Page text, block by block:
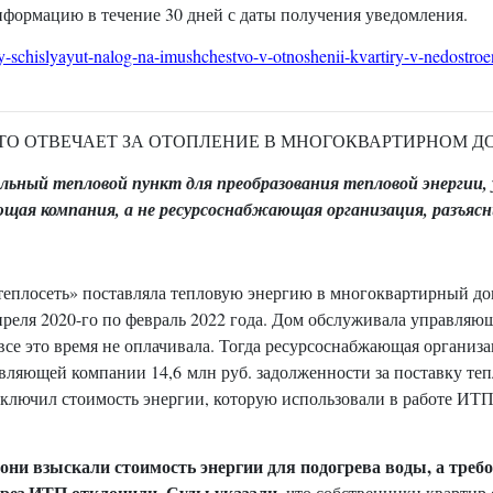
в течение 30 дней с даты получения уведомления.
schislyayut-nalog-na-imushchestvo-v-otnoshenii-kvartiry-v-
ОТВЕЧАЕТ ЗА ОТОПЛЕНИЕ В МНОГОКВАРТИРНОМ
тепловой пункт для преобразования тепловой энергии,
компания, а не ресурсоснабжающая организация,
поставляла тепловую энергию в многоквартирный
2020-го по февраль 2022 года. Дом обслуживала
это время не оплачивала. Тогда ресурсоснабжающая
компании 14,6 млн руб. задолженности за поставку
стоимость энергии, которую использовали в работе
взыскали стоимость энергии для подогрева воды, а